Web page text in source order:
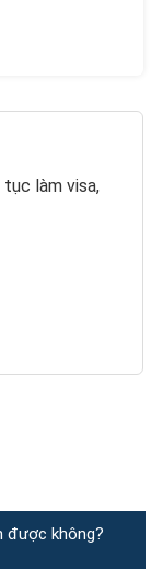
làm visa,
được không?